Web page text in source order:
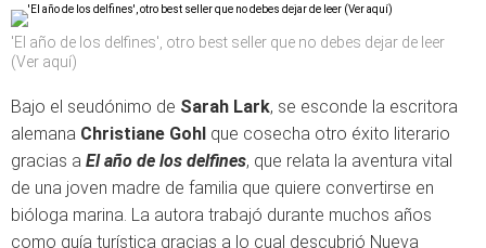
'El año de los delfines', otro best seller que no debes dejar de leer
(Ver aquí)
Bajo el seudónimo de Sarah Lark, se esconde la escritora
alemana Christiane Gohl que cosecha otro éxito literario
gracias a El año de los delfines, que relata la aventura vital
de una joven madre de familia que quiere convertirse en
bióloga marina. La autora trabajó durante muchos años
como guía turística gracias a lo cual descubrió Nueva